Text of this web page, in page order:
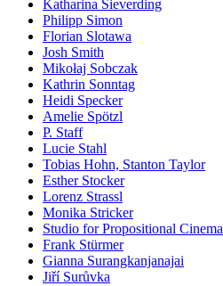
Katharina Sieverding
Philipp Simon
Florian Slotawa
Josh Smith
Mikołaj Sobczak
Kathrin Sonntag
Heidi Specker
Amelie Spötzl
P. Staff
Lucie Stahl
Tobias Hohn, Stanton Taylor
Esther Stocker
Lorenz Strassl
Monika Stricker
Studio for Propositional Cinema
Frank Stürmer
Gianna Surangkanjanajai
Jiří Surůvka